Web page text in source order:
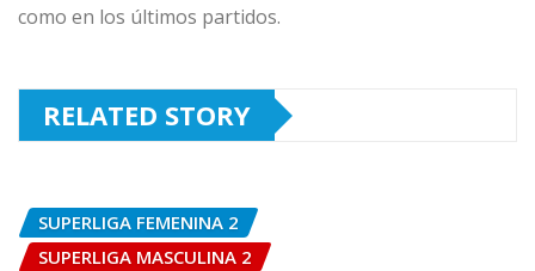
como en los últimos partidos.
RELATED STORY
SUPERLIGA FEMENINA 2
SUPERLIGA MASCULINA 2